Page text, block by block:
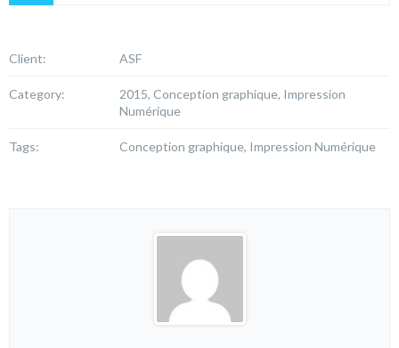
Client: ASF
Category:
2015, Conception graphique, Impression
Numérique
Tags: Conception graphique, Impression Numérique